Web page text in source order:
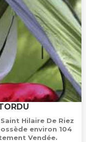
Hilaire De Riez
environ 104
Vendée.